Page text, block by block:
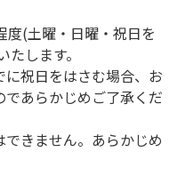
度(土曜・日曜・祝日を
します。
祝日をはさむ場合、お
あらかじめご了承くだ
できません。あらかじめ